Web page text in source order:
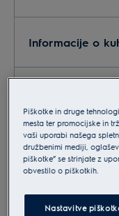
Informacije o
Informacije o
Podatki o
Piškotke in druge
mesta ter promocijske in
vaši uporabi našega
družbenimi mediji,
piškotke” se strinjate z
obvestilo o piškotkih.
Nastavitve